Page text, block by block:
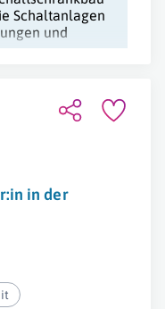
Schaltanlagen
und
in der